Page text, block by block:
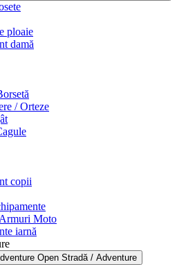
ploaie
damă
/ Orteze
copii
Moto
iarnă
Open Stradă / Adventure